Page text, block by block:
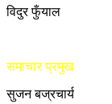
विदुर फुँयाल
समाचार प्रमुख
सुजन बज्रचार्य